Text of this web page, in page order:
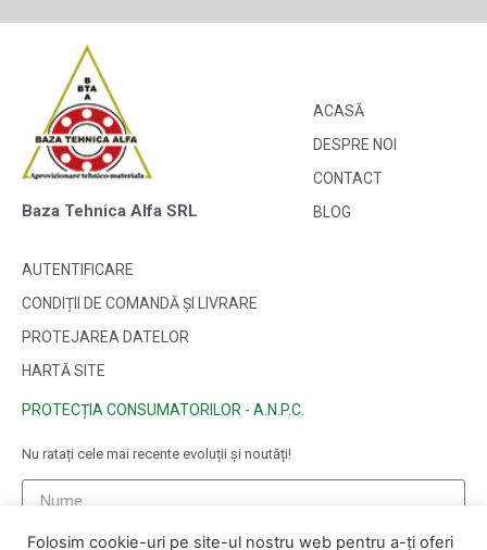
Baza Tehnica Alfa SRL
ACASĂ
DESPRE NOI
CONTACT
BLOG
AUTENTIFICARE
CONDIȚII DE COMANDĂ ȘI LIVRARE
PROTEJAREA DATELOR
HARTĂ SITE
PROTECȚIA CONSUMATORILOR - A.N.P.C.
Nu ratați cele mai recente evoluții și noutăți!
Folosim cookie-uri pe site-ul nostru web pentru a-ți oferi